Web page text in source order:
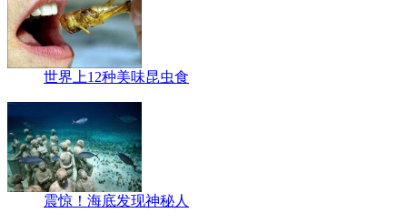
世界上12种美味昆虫食
震惊！海底发现神秘人